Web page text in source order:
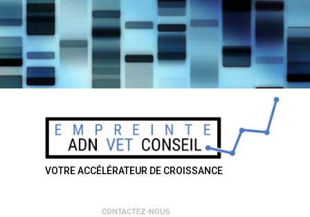
VOTRE ACCÉLÉRATEUR DE CROISSANCE
CONTACTEZ-NOUS